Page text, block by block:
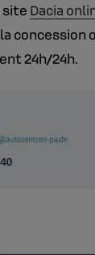
site Dacia
concession
24h/24h.